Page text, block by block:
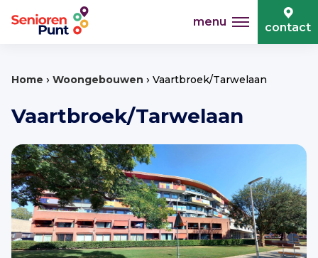
menu contact
Home › Woongebouwen › Vaartbroek/Tarwelaan
Vaartbroek/Tarwelaan